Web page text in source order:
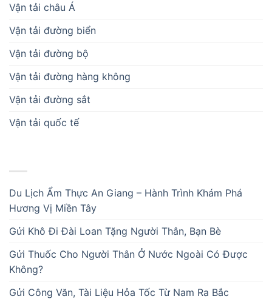
Vận tải châu Á
Vận tải đường biển
Vận tải đường bộ
Vận tải đường hàng không
Vận tải đường sắt
Vận tải quốc tế
Du Lịch Ẩm Thực An Giang – Hành Trình Khám Phá
Hương Vị Miền Tây
Gửi Khô Đi Đài Loan Tặng Người Thân, Bạn Bè
Gửi Thuốc Cho Người Thân Ở Nước Ngoài Có Được
Không?
Gửi Công Văn, Tài Liệu Hỏa Tốc Từ Nam Ra Bắc